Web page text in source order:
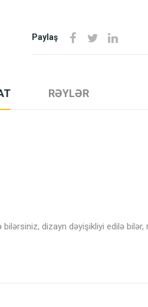
Paylaş
RƏYLƏR
dizayn dəyişikliyi edilə